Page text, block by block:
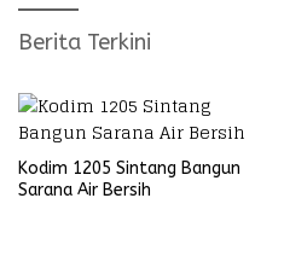
Berita Terkini
Kodim 1205 Sintang Bangun
Sarana Air Bersih